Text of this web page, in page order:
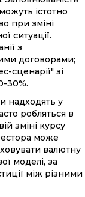
істотно
при зміні
ситуації.
з
договорами;
сценарії" зі
30%.
надходять у
робляться в
зміні курсу
може
валютну
моделі, за
між різними